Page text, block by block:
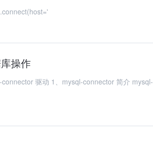
conn =MySQLdb.connect(host='
操作
驱动 1、mysql-connector 简介 mysql-